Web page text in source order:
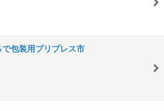
包装用プリプレス市